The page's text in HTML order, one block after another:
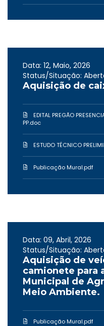
Data: 12, Maio, 2026
Status/Situação:
Aquisição de
EDITAL PREGÃO
PP.doc
ESTUDO TÉCNICO
Publicação Mural.pdf
Data: 09, Abril, 2026
Status/Situação:
Aquisição de
camionete para
Municipal de
Meio Ambiente.
Publicação Mural.pdf